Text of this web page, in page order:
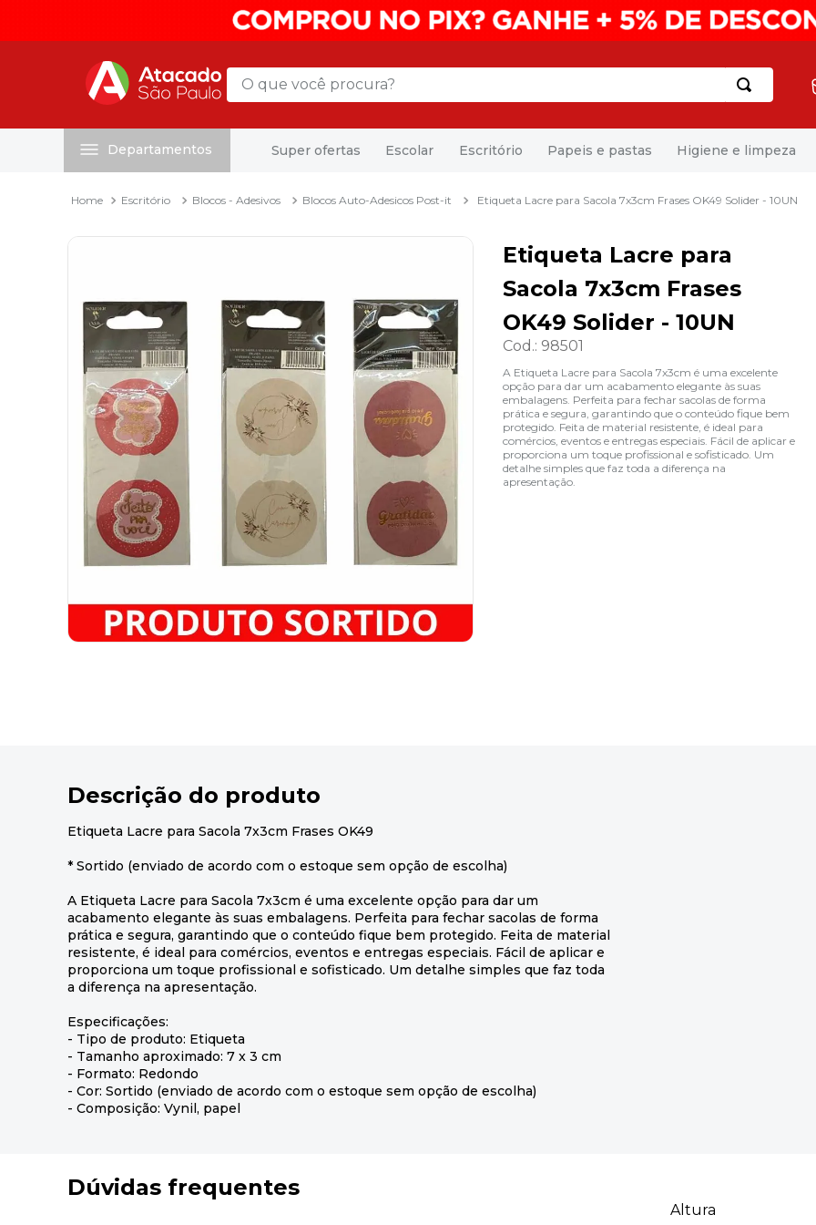
O que você procura?
Departamentos Super ofertas Escolar Escritório Papeis e pastas Higiene e limpeza
Escritório Blocos - Adesivos Blocos Auto-Adesicos Post-it Etiqueta Lacre para Sacola 7x3cm Frases OK49 Solider - 10UN
Etiqueta Lacre para
Sacola 7x3cm Frases
OK49 Solider - 10UN
Cod.: 98501
A Etiqueta Lacre para Sacola 7x3cm é uma excelente
opção para dar um acabamento elegante às suas
embalagens. Perfeita para fechar sacolas de forma
prática e segura, garantindo que o conteúdo fique bem
protegido. Feita de material resistente, é ideal para
comércios, eventos e entregas especiais. Fácil de aplicar e
proporciona um toque profissional e sofisticado. Um
detalhe simples que faz toda a diferença na
apresentação.
Descrição do produto
Etiqueta Lacre para Sacola 7x3cm Frases OK49
* Sortido (enviado de acordo com o estoque sem opção de escolha)
A Etiqueta Lacre para Sacola 7x3cm é uma excelente opção para dar um
acabamento elegante às suas embalagens. Perfeita para fechar sacolas de forma
prática e segura, garantindo que o conteúdo fique bem protegido. Feita de material
resistente, é ideal para comércios, eventos e entregas especiais. Fácil de aplicar e
proporciona um toque profissional e sofisticado. Um detalhe simples que faz toda
a diferença na apresentação.
Especificações:
- Tipo de produto: Etiqueta
- Tamanho aproximado: 7 x 3 cm
- Formato: Redondo
- Cor: Sortido (enviado de acordo com o estoque sem opção de escolha)
- Composição: Vynil, papel
Dúvidas frequentes
Altura
mala
papel higienico
desinfetante
marca texto
caixa organizadora